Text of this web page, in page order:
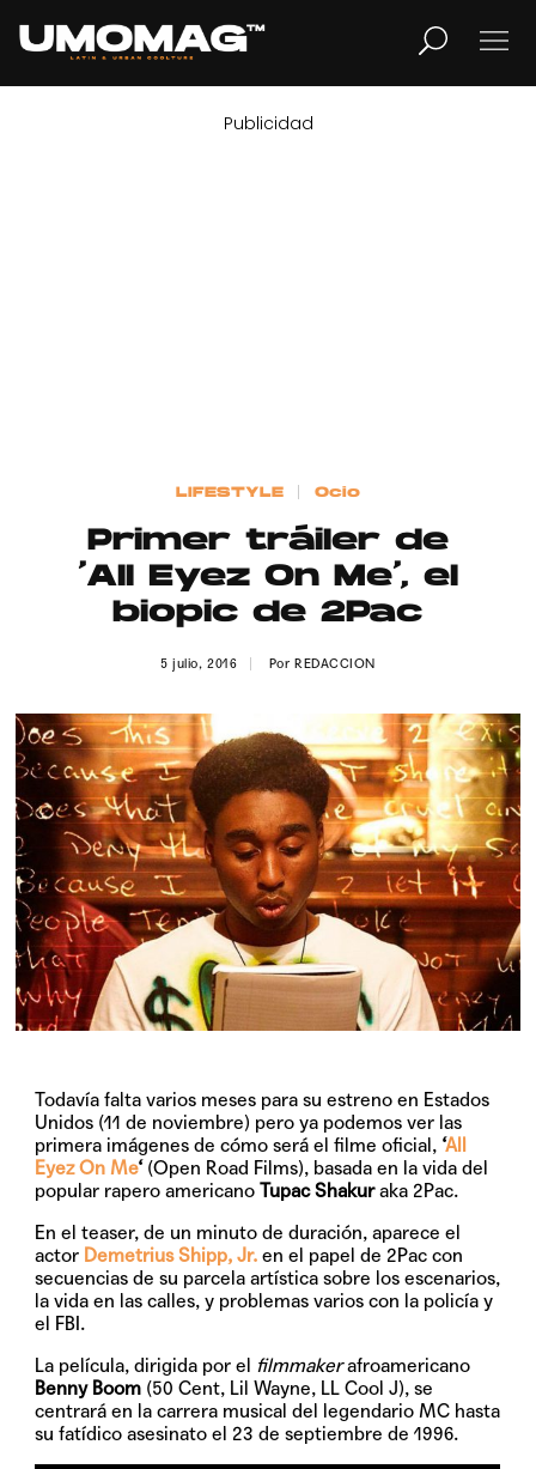
LIFESTYLE
Contacto
© 2015-2022 UMOMAG. PROPIEDAD DE UMO agency. TODOS LOS
DERECHOS RESERVADOS.
Publicidad
LIFESTYLE Ocio
Primer tráiler de
‘All Eyez On Me’, el
biopic de 2Pac
5 julio, 2016 Por REDACCION
Todavía falta varios meses para su estreno en Estados
Unidos (11 de noviembre) pero ya podemos ver las
primera imágenes de cómo será el filme oficial, ‘All
Eyez On Me‘(Open Road Films), basada en la vida del
popular rapero americanoTupac Shakuraka 2Pac.
En el teaser, de un minuto de duración, aparece el
actor Demetrius Shipp, Jr. en el papel de 2Pac con
secuencias de su parcela artística sobre los escenarios,
la vida en las calles, y problemas varios con la policía y
el FBI.
La película, dirigida por el filmmakerafroamericano
Benny Boom (50 Cent, Lil Wayne, LL Cool J), se
centrará en la carrera musical del legendario MC hasta
su fatídico asesinato el 23 de septiembre de 1996.